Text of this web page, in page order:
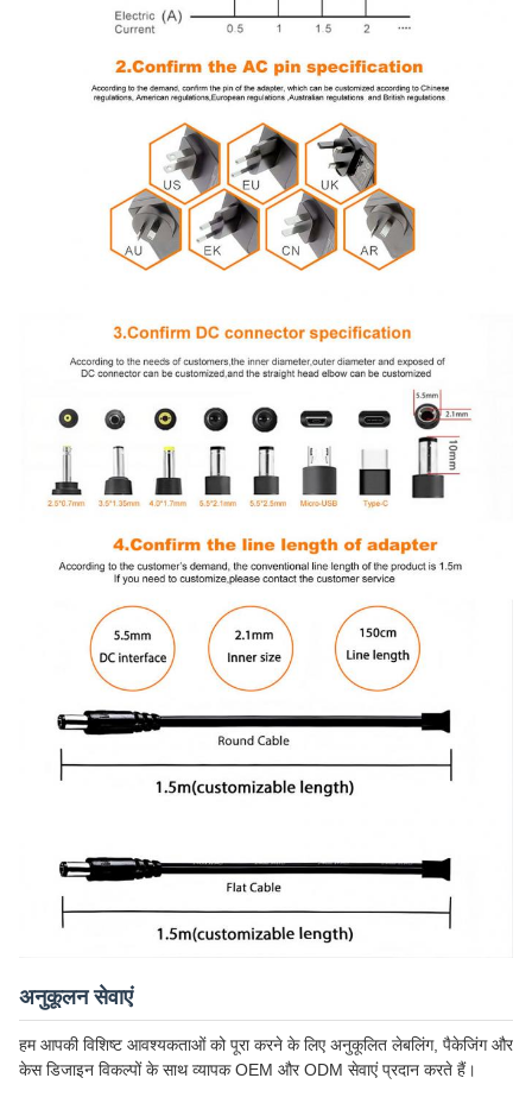
अनुकूलन सेवाएं
हम आपकी विशिष्ट आवश्यकताओं को पूरा करने के लिए अनुकूलित लेबलिंग, पैकेजिंग और
केस डिजाइन विकल्पों के साथ व्यापक OEM और ODM सेवाएं प्रदान करते हैं।